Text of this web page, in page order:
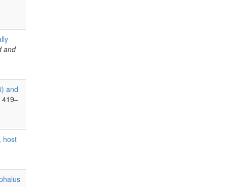
and
and
419–
host